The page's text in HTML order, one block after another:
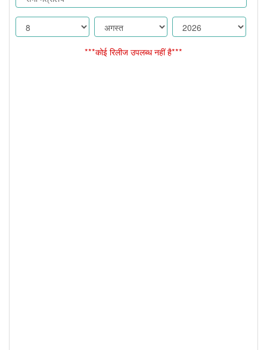
***कोई रिलीज उपलब्ध नहीं है***